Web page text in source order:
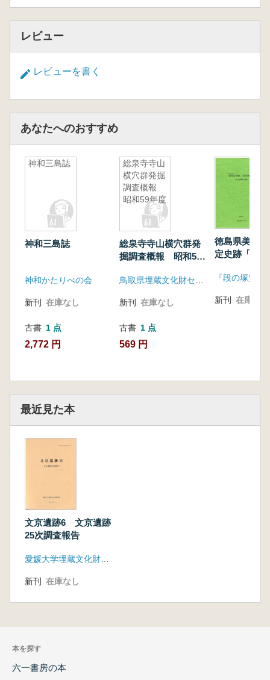
レビュー
レビューを書く
あなたへのおすすめ
神和三島誌
神和三島誌
神和かたりべの会
新刊 在庫なし
古書 1 点
2,772 円
総泉寺寺山
横穴群発掘
調査概報
昭和59年度
総泉寺寺山横穴群発
掘調査概報 昭和59
新刊 在庫なし
古書 1 点
569 円
徳島県美馬
定史跡「段
査
『段の塚穴』
新刊 在庫なし
最近見た本
文京遺跡6 文京遺跡
25次調査報告
新刊 在庫なし
本を探す
六一書房の本